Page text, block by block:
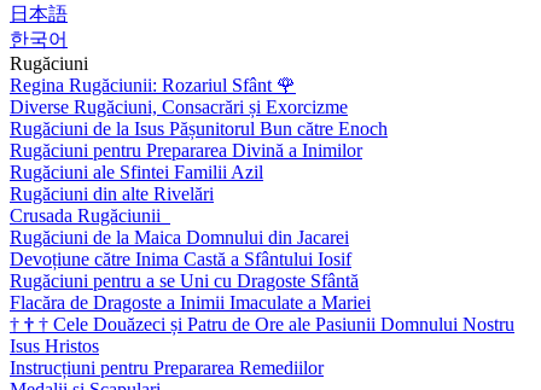
日本語
한국어
Rugăciuni
Regina Rugăciunii: Rozariul Sfânt 🌹
Diverse Rugăciuni, Consacrări și Exorcizme
Rugăciuni de la Isus Pășunitorul Bun către Enoch
Rugăciuni pentru Prepararea Divină a Inimilor
Rugăciuni ale Sfintei Familii Azil
Rugăciuni din alte Rivelări
Crusada Rugăciunii
Rugăciuni de la Maica Domnului din Jacarei
Devoțiune către Inima Castă a Sfântului Iosif
Rugăciuni pentru a se Uni cu Dragoste Sfântă
Flacăra de Dragoste a Inimii Imaculate a Mariei
† † † Cele Douăzeci și Patru de Ore ale Pasiunii Domnului Nostru
Isus Hristos
Instrucțiuni pentru Prepararea Remediilor